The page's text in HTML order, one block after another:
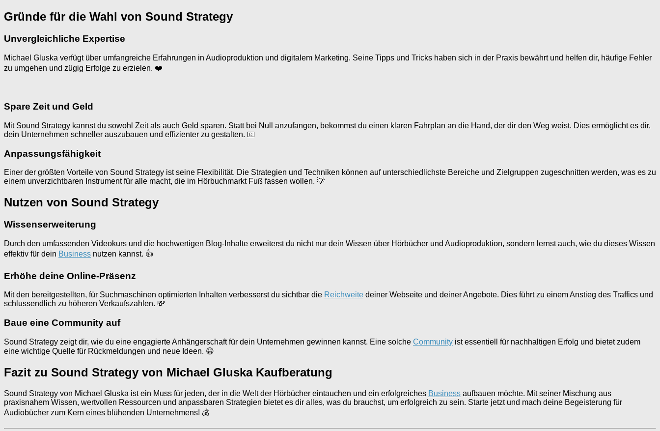
Gründe für die Wahl von Sound Strategy
Unvergleichliche Expertise
Michael Gluska verfügt über umfangreiche Erfahrungen in Audioproduktion und digitalem Marketing. Seine Tipps und Tricks haben sich in der Praxis bewährt und helfen dir, häufige Fehler
zu umgehen und zügig Erfolge zu erzielen. ❤️
Spare Zeit und Geld
Mit Sound Strategy kannst du sowohl Zeit als auch Geld sparen. Statt bei Null anzufangen, bekommst du einen klaren Fahrplan an die Hand, der dir den Weg weist. Dies ermöglicht es dir,
dein Unternehmen schneller auszubauen und effizienter zu gestalten. 💶
Anpassungsfähigkeit
Einer der größten Vorteile von Sound Strategy ist seine Flexibilität. Die Strategien und Techniken können auf unterschiedlichste Bereiche und Zielgruppen zugeschnitten werden, was es zu
einem unverzichtbaren Instrument für alle macht, die im Hörbuchmarkt Fuß fassen wollen. 💡
Nutzen von Sound Strategy
Wissenserweiterung
Durch den umfassenden Videokurs und die hochwertigen Blog-Inhalte erweiterst du nicht nur dein Wissen über Hörbücher und Audioproduktion, sondern lernst auch, wie du dieses Wissen
effektiv für dein Business nutzen kannst. 👍
Erhöhe deine Online-Präsenz
Mit den bereitgestellten, für Suchmaschinen optimierten Inhalten verbesserst du sichtbar die Reichweite deiner Webseite und deiner Angebote. Dies führt zu einem Anstieg des Traffics und
schlussendlich zu höheren Verkaufszahlen. 💸
Baue eine Community auf
Sound Strategy zeigt dir, wie du eine engagierte Anhängerschaft für dein Unternehmen gewinnen kannst. Eine solche Community ist essentiell für nachhaltigen Erfolg und bietet zudem
eine wichtige Quelle für Rückmeldungen und neue Ideen. 😀
Fazit zu Sound Strategy von Michael Gluska Kaufberatung
Sound Strategy von Michael Gluska ist ein Muss für jeden, der in die Welt der Hörbücher eintauchen und ein erfolgreiches Business aufbauen möchte. Mit seiner Mischung aus
praxisnahem Wissen, wertvollen Ressourcen und anpassbaren Strategien bietet es dir alles, was du brauchst, um erfolgreich zu sein. Starte jetzt und mach deine Begeisterung für
Audiobücher zum Kern eines blühenden Unternehmens! 💰